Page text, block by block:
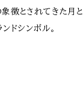
徴とされてきた月と
ドシンボル。